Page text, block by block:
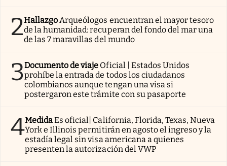
2HallazgoArqueólogos encuentran el mayor tesoro
de la humanidad: recuperan del fondo del mar una
de las 7 maravillas del mundo
3Documento de viaje Oficial | Estados Unidos
prohíbe la entrada de todos los ciudadanos
colombianos aunque tengan una visa si
postergaron este trámite con su pasaporte
4MedidaEs oficial| California, Florida, Texas, Nueva
York e Illinois permitirán en agosto el ingreso y la
estadía legal sin visa americana a quienes
presenten la autorización del VWP